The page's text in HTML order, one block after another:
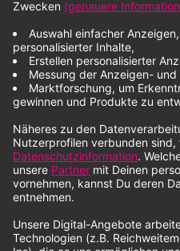
Natürlich kann man Radio
hören. Sag einfach "Alexa,
Mixtape".
Anzeige
Wie lautet die URL um
im Internetradio?